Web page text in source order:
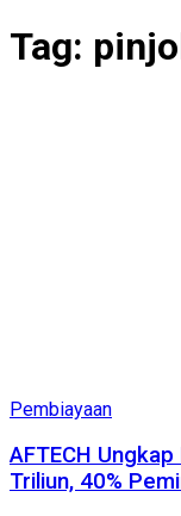
Tag:
Pembiayaan
AFTECH
Triliun, 40%